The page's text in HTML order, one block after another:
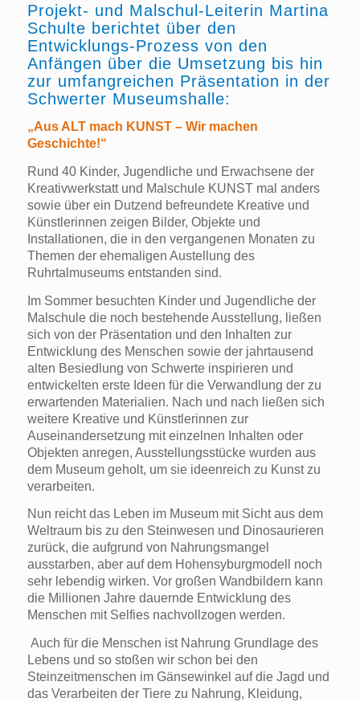
Projekt- und Malschul-Leiterin Martina
Schulte berichtet über den
Entwicklungs-Prozess von den
Anfängen über die Umsetzung bis hin
zur umfangreichen Präsentation in der
Schwerter Museumshalle:
„Aus ALT mach KUNST – Wir machen
Geschichte!“
Rund 40 Kinder, Jugendliche und Erwachsene der
Kreativwerkstatt und Malschule KUNST mal anders
sowie über ein Dutzend befreundete Kreative und
Künstlerinnen zeigen Bilder, Objekte und
Installationen, die in den vergangenen Monaten zu
Themen der ehemaligen Austellung des
Ruhrtalmuseums entstanden sind.
Im Sommer besuchten Kinder und Jugendliche der
Malschule die noch bestehende Ausstellung, ließen
sich von der Präsentation und den Inhalten zur
Entwicklung des Menschen sowie der jahrtausend
alten Besiedlung von Schwerte inspirieren und
entwickelten erste Ideen für die Verwandlung der zu
erwartenden Materialien. Nach und nach ließen sich
weitere Kreative und Künstlerinnen zur
Auseinandersetzung mit einzelnen Inhalten oder
Objekten anregen, Ausstellungsstücke wurden aus
dem Museum geholt, um sie ideenreich zu Kunst zu
verarbeiten.
Nun reicht das Leben im Museum mit Sicht aus dem
Weltraum bis zu den Steinwesen und Dinosaurieren
zurück, die aufgrund von Nahrungsmangel
ausstarben, aber auf dem Hohensyburgmodell noch
sehr lebendig wirken. Vor großen Wandbildern kann
die Millionen Jahre dauernde Entwicklung des
Menschen mit Selfies nachvollzogen werden.
Auch für die Menschen ist Nahrung Grundlage des
Lebens und so stoßen wir schon bei den
Steinzeitmenschen im Gänsewinkel auf die Jagd und
das Verarbeiten der Tiere zu Nahrung, Kleidung,